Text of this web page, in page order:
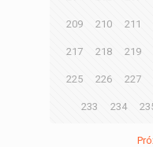
209 210 211
217 218 219
225 226 227
233 234